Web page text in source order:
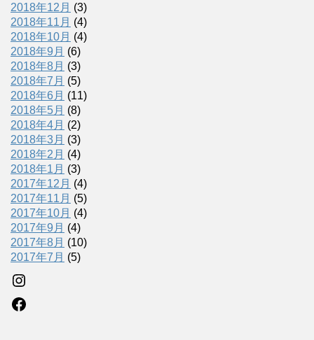
2018年12月 (3)
2018年11月 (4)
2018年10月 (4)
2018年9月 (6)
2018年8月 (3)
2018年7月 (5)
2018年6月 (11)
2018年5月 (8)
2018年4月 (2)
2018年3月 (3)
2018年2月 (4)
2018年1月 (3)
2017年12月 (4)
2017年11月 (5)
2017年10月 (4)
2017年9月 (4)
2017年8月 (10)
2017年7月 (5)
Instagram
Facebook